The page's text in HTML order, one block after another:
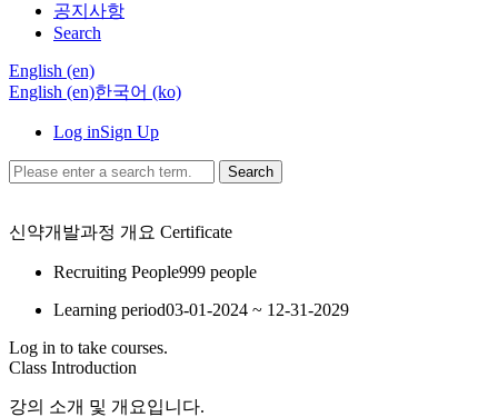
공지사항
Search
English ‎(en)‎
English ‎(en)‎한국어 ‎(ko)‎
Log inSign Up
Search
신약개발과정 개요 Certificate
Recruiting People999 people
Learning period03-01-2024 ~ 12-31-2029
Log in to take courses.
Class Introduction
강의 소개 및 개요입니다.